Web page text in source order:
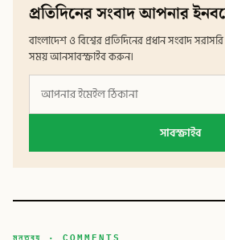
প্রতিদিনের সংবাদ আপনার
বাংলাদেশ ও বিশ্বের প্রতিদিনের প্রধান সংবাদ
সময় আনসাবস্ক্রাইব করুন।
সাবস্ক্রাইব
মন্তব্য · COMMENTS